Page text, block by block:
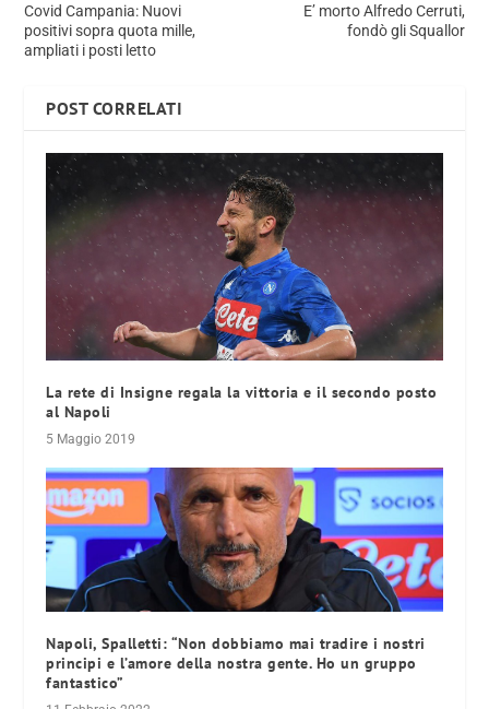
Covid Campania: Nuovi
positivi sopra quota mille,
ampliati i posti letto
E’ morto Alfredo Cerruti,
fondò gli Squallor
POST CORRELATI
La rete di Insigne regala la vittoria e il secondo posto
al Napoli
5 Maggio 2019
Napoli, Spalletti: “Non dobbiamo mai tradire i nostri
principi e l’amore della nostra gente. Ho un gruppo
fantastico”